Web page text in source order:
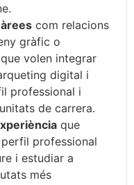
com relacions
gràfic o
volen integrar
digital i
professional i
de carrera.
que
professional
i estudiar a
més